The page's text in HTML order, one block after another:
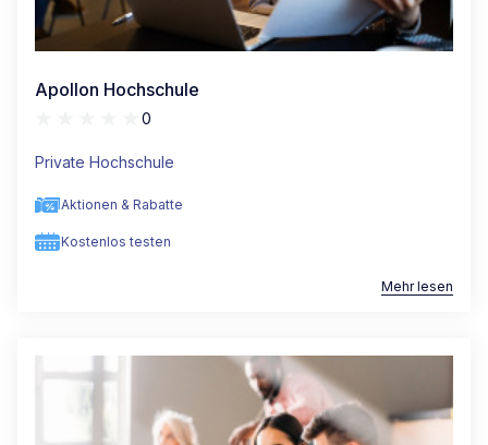
Apollon Hochschule
0
Private Hochschule
Aktionen & Rabatte
Kostenlos testen
Mehr lesen